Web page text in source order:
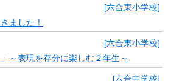
[六合東小学校]
ました！
[六合東小学校]
～表現を存分に楽しむ２年生～
[六合中学校]